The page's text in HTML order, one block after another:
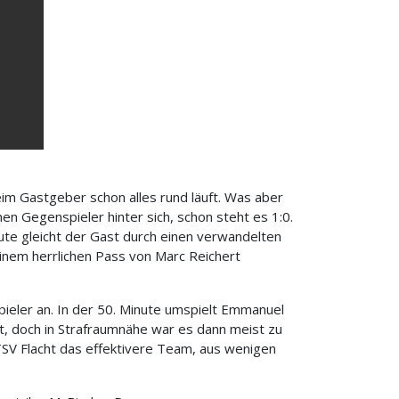
Gastgeber schon alles rund läuft. Was aber
Gegenspieler hinter sich, schon steht es 1:0.
gleicht der Gast durch einen verwandelten
herrlichen Pass von Marc Reichert
an. In der 50. Minute umspielt Emmanuel
in Strafraumnähe war es dann meist zu
Flacht das effektivere Team, aus wenigen